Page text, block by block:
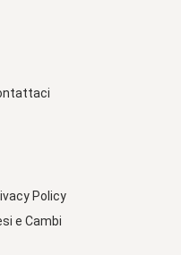
Policy
e Cambi